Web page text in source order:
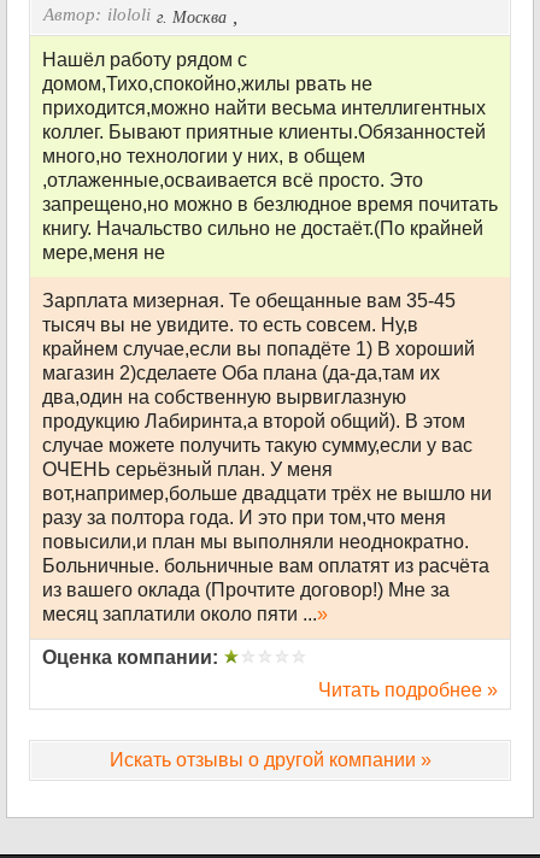
Автор: ilololi ,
г. Москва
Нашёл работу рядом с
домом,Тихо,спокойно,жилы рвать не
приходится,можно найти весьма интеллигентных
коллег. Бывают приятные клиенты.Обязанностей
много,но технологии у них, в общем
,отлаженные,осваивается всё просто. Это
запрещено,но можно в безлюдное время почитать
книгу. Начальство сильно не достаёт.(По крайней
мере,меня не
Зарплата мизерная. Те обещанные вам 35-45
тысяч вы не увидите. то есть совсем. Ну,в
крайнем случае,если вы попадёте 1) В хороший
магазин 2)сделаете Оба плана (да-да,там их
два,один на собственную вырвиглазную
продукцию Лабиринта,а второй общий). В этом
случае можете получить такую сумму,если у вас
ОЧЕНЬ серьёзный план. У меня
вот,например,больше двадцати трёх не вышло ни
разу за полтора года. И это при том,что меня
повысили,и план мы выполняли неоднократно.
Больничные. больничные вам оплатят из расчёта
из вашего оклада (Прочтите договор!) Мне за
месяц заплатили около пяти ...»
Оценка компании:
Читать подробнее »
Искать отзывы о другой компании »